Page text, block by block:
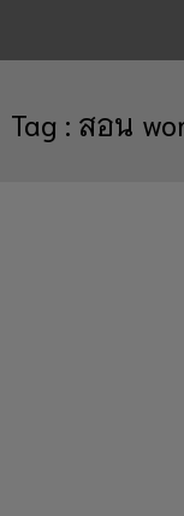
Tag : สอน